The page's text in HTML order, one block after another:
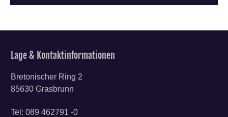
Lage & Kontaktinformationen
Bretonischer Ring 2
85630 Grasbrunn
Tel: 089 462791 -0